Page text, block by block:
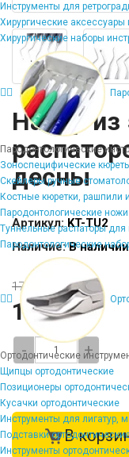
Инструменты для
Хирургические аксессуары
Хирургические наборы
Пародонтологические
Зоноспецифические
Скейлеры ручные
Костные кюретки, рашпили
Пародонтологические ножи
Туннельные распаторы для
Пародонтологические
Ортодонтические
Щипцы ортодонтические
Позиционеры
Кусачки ортодонтические
Инструменты для лигатур,
Подставки
Инструменты
Набор из
десны
Артикул:KT-TU2
Наличие:В наличии
17542 ₽
15823 ₽
- +
В